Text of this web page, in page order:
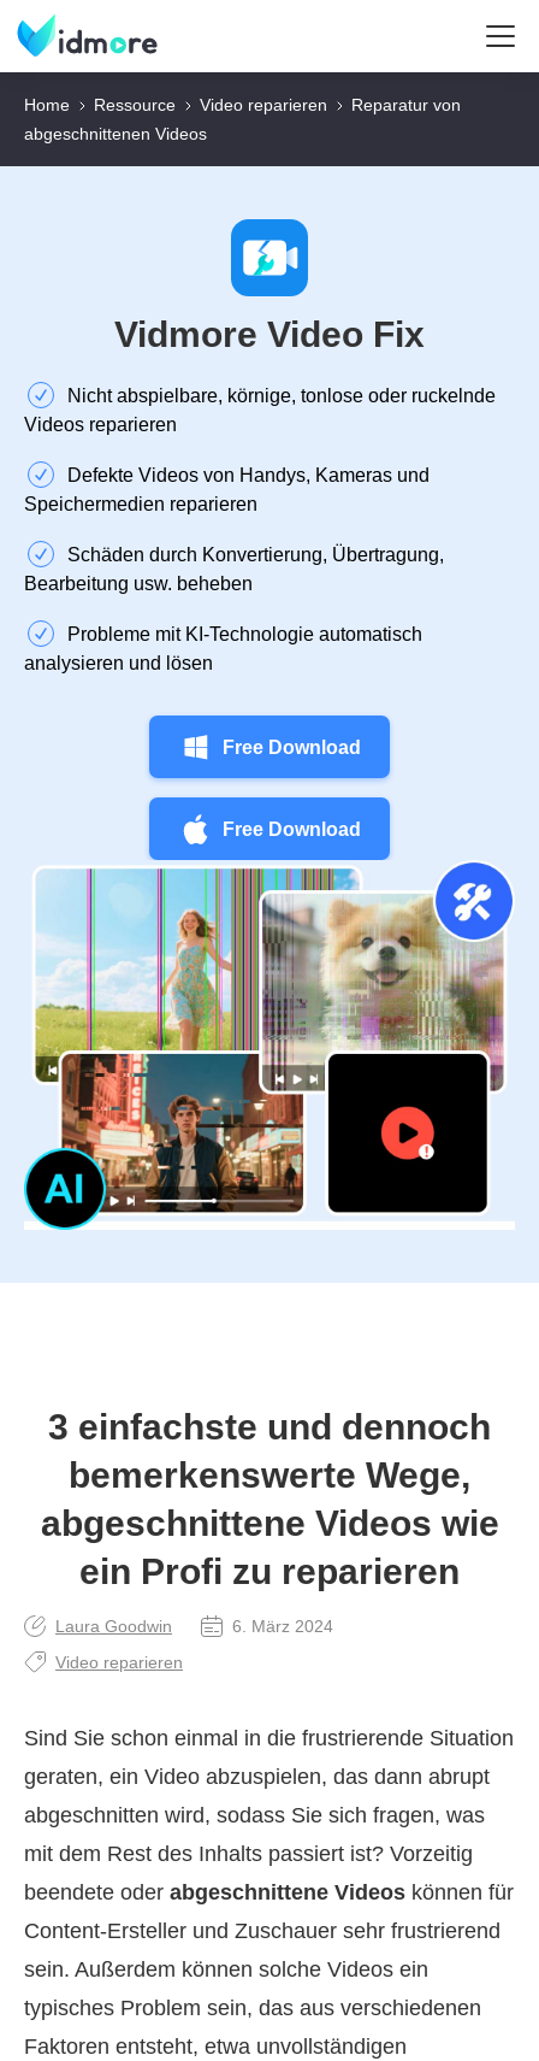
Home Ressource Video reparieren
Reparatur von
abgeschnittenen Videos
Vidmore Video Fix
Nicht abspielbare, körnige, tonlose oder ruckelnde
Videos reparieren
Defekte Videos von Handys, Kameras und
Speichermedien reparieren
Schäden durch Konvertierung, Übertragung,
Bearbeitung usw. beheben
Probleme mit KI-Technologie automatisch
analysieren und lösen
Free Download
Free Download
3 einfachste und dennoch
bemerkenswerte Wege,
abgeschnittene Videos wie
ein Profi zu reparieren
Laura Goodwin
6. März 2024
Video reparieren
Sind Sie schon einmal in die frustrierende Situation
geraten, ein Video abzuspielen, das dann abrupt
abgeschnitten wird, sodass Sie sich fragen, was
mit dem Rest des Inhalts passiert ist? Vorzeitig
beendete oder abgeschnittene Videos können für
Content-Ersteller und Zuschauer sehr frustrierend
sein. Außerdem können solche Videos ein
typisches Problem sein, das aus verschiedenen
Faktoren entsteht, etwa unvollständigen